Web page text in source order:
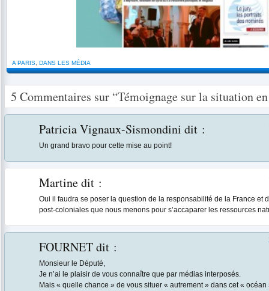
A PARIS DANS LES MÉDIA
5 Commentaires sur “Témoignage sur la situation
Patricia Vignaux-Sismondini dit :
Un grand bravo pour cette mise au point!
Martinedit :
Oui il faudra se poser la question de la responsabilité de la France et
post-coloniales que nous menons pour s’accaparer les ressources
FOURNETdit :
Monsieur le Député,
Je n’ai le plaisir de vous connaître que par médias interposés.
Mais « quelle chance » de vous situer « autrement » dans cet «